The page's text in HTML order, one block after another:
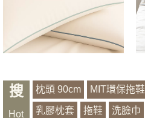
搜
Hot
枕頭 90cm MIT環保拖鞋
乳膠枕套 拖鞋 洗臉巾